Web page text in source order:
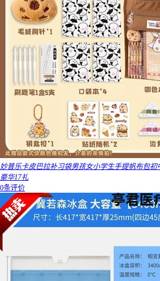
妙普乐卡皮巴拉补习袋男孩女小学生手提帆布包
豪华17礼
0条评价